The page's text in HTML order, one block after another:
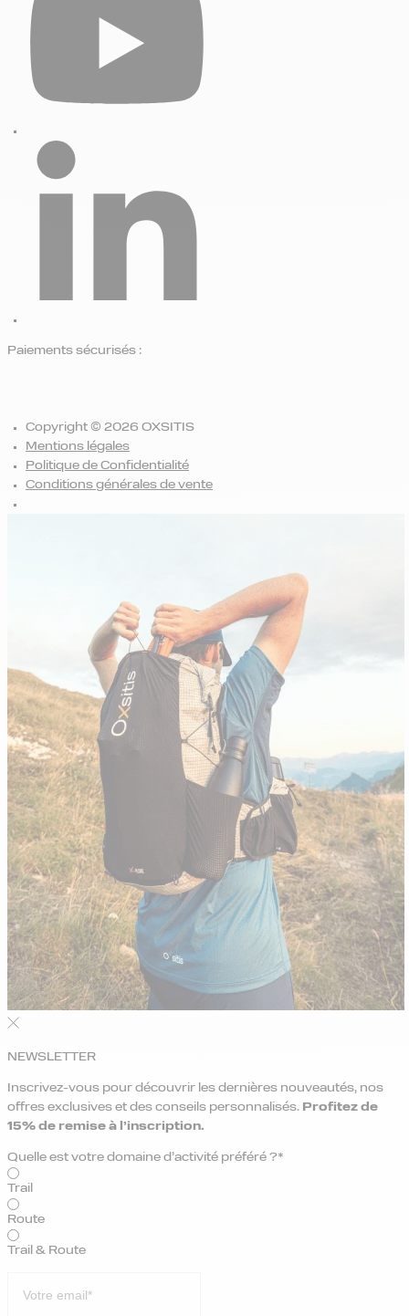
Paiements sécurisés :
Copyright © 2026 OXSITIS
Mentions légales
Politique de Confidentialité
Conditions générales de vente
NEWSLETTER
Inscrivez-vous pour découvrir les dernières nouveautés, nos
offres exclusives et des conseils personnalisés. Profitez de
15% de remise à l’inscription.
Quelle est votre domaine d’activité préféré ?*
Trail
Route
Trail & Route